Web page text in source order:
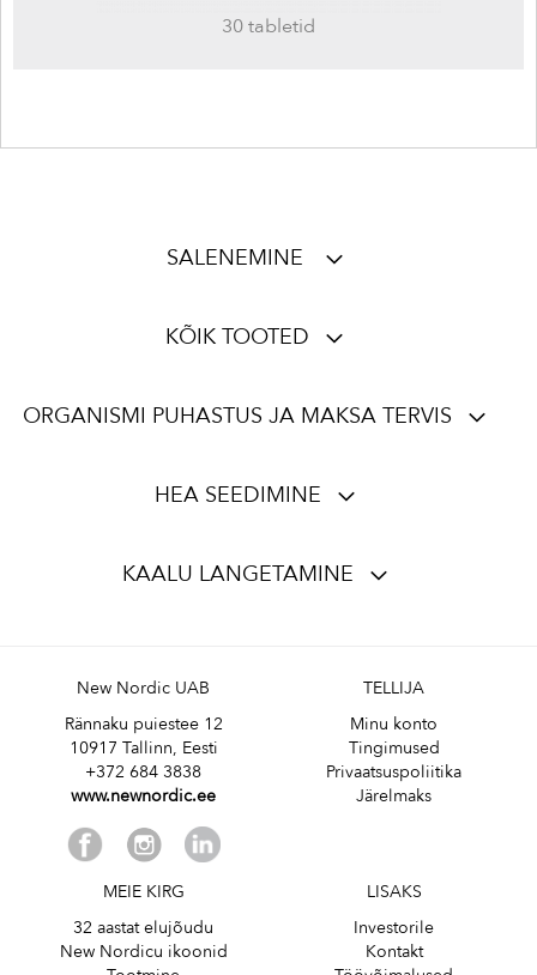
30 tabletid
SALENEMINE
KÕIK TOOTED
ORGANISMI PUHASTUS JA MAKSA TERVIS
HEA SEEDIMINE
KAALU LANGETAMINE
New Nordic UAB
Rännaku puiestee 12
10917 Tallinn, Eesti
+372 684 3838
www.newnordic.ee
TELLIJA
Minu konto
Tingimused
Privaatsuspoliitika
Järelmaks
MEIE KIRG
32 aastat elujõudu
New Nordicu ikoonid
LISAKS
Investorile
Kontakt